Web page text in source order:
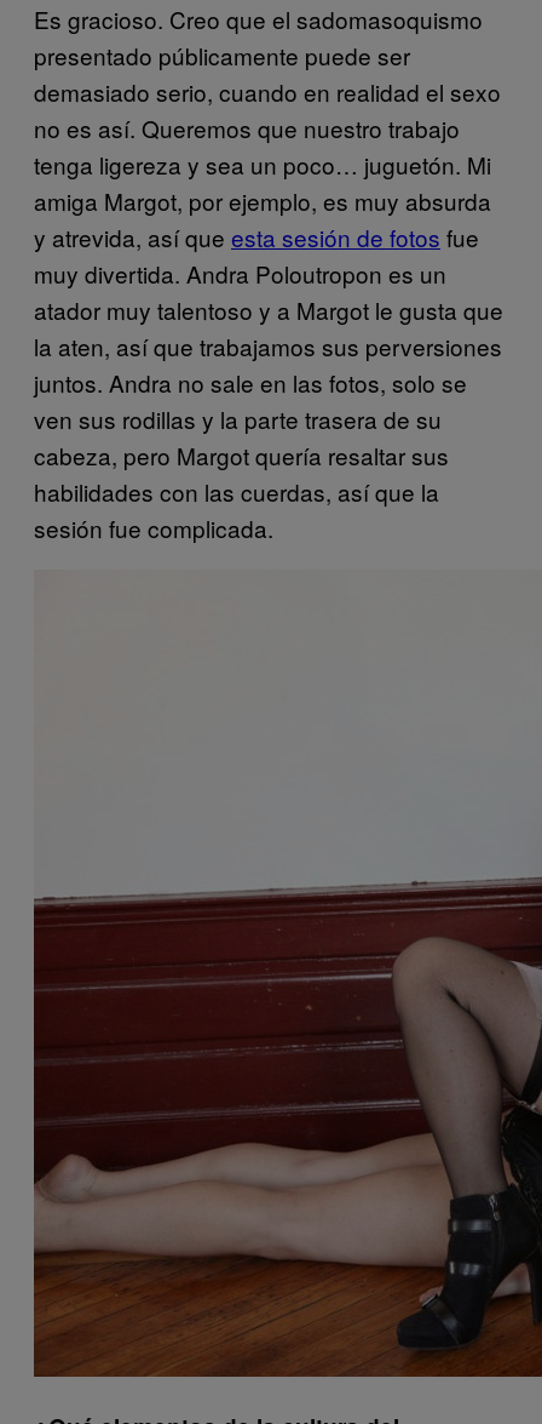
Es gracioso. Creo que el sadomasoquismo
presentado públicamente puede ser
demasiado serio, cuando en realidad el sexo
no es así. Queremos que nuestro trabajo
tenga ligereza y sea un poco… juguetón. Mi
amiga Margot, por ejemplo, es muy absurda
y atrevida, así que esta sesión de fotos fue
muy divertida. Andra Poloutropon es un
atador muy talentoso y a Margot le gusta que
la aten, así que trabajamos sus perversiones
juntos. Andra no sale en las fotos, solo se
ven sus rodillas y la parte trasera de su
cabeza, pero Margot quería resaltar sus
habilidades con las cuerdas, así que la
sesión fue complicada.